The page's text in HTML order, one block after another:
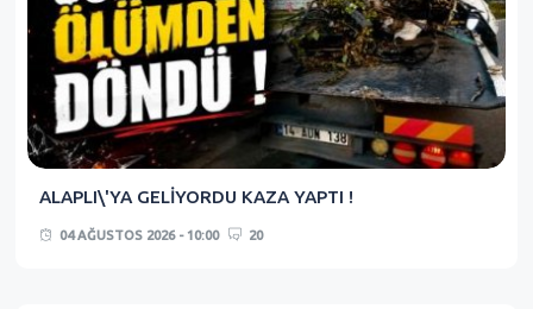
ALAPLI\'YA GELİYORDU KAZA YAPTI !
04 AĞUSTOS 2026 - 10:00 20